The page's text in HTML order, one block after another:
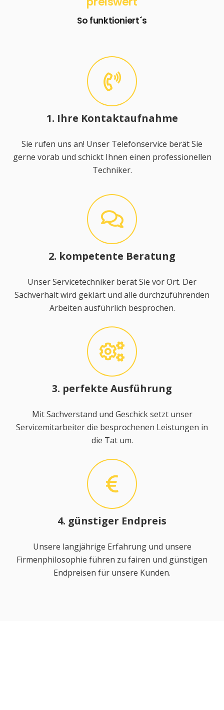
So funktioniert´s
1. Ihre Kontaktaufnahme
Sie rufen uns an! Unser Telefonservice berät Sie
gerne vorab und schickt Ihnen einen professionellen
Techniker.
2. kompetente Beratung
Unser Servicetechniker berät Sie vor Ort. Der
Sachverhalt wird geklärt und alle durchzuführenden
Arbeiten ausführlich besprochen.
3. perfekte Ausführung
Mit Sachverstand und Geschick setzt unser
Servicemitarbeiter die besprochenen Leistungen in
die Tat um.
4. günstiger Endpreis
Unsere langjährige Erfahrung und unsere
Firmenphilosophie führen zu fairen und günstigen
Endpreisen für unsere Kunden.